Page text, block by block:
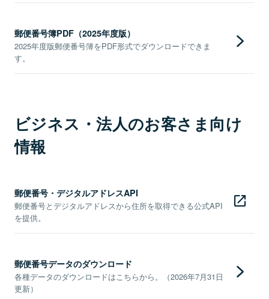
郵便番号簿PDF（2025年度版）
2025年度版郵便番号簿をPDF形式でダウンロードできま
す。
ビジネス・法人のお客さま向け
情報
郵便番号・デジタルアドレスAPI
郵便番号とデジタルアドレスから住所を取得できる公式API
を提供。
郵便番号データのダウンロード
各種データのダウンロードはこちらから。（2026年7月31日
更新）